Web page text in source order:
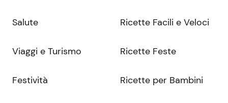
Salute
Viaggi e Turismo
Festività
Ricette Facili e Veloci
Ricette Feste
Ricette per Bambini